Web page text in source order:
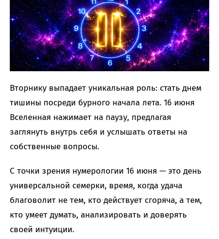
Вторнику выпадает уникальная роль: стать днем
тишины посреди бурного начала лета. 16 июня
Вселенная нажимает на паузу, предлагая
заглянуть внутрь себя и услышать ответы на
собственные вопросы.
С точки зрения нумерологии 16 июня — это день
универсальной семерки, время, когда удача
благоволит не тем, кто действует сгоряча, а тем,
кто умеет думать, анализировать и доверять
своей интуиции.